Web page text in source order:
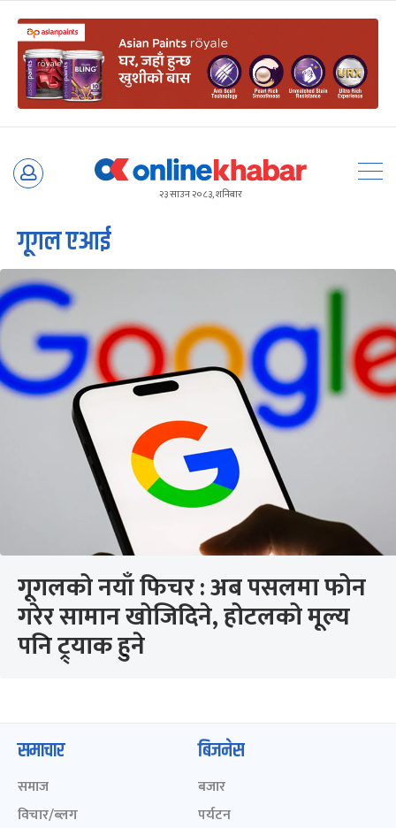
Skip
२३ साउन २०८३, शनिबार
गूगल एआई
गूगलको नयाँ फिचर : अब पसलमा फोन
गरेर सामान खोजिदिने, होटलको मूल्य
पनि ट्र्याक हुने
समाचार
समाज
विचार/ब्लग
बिजनेस
बजार
पर्यटन